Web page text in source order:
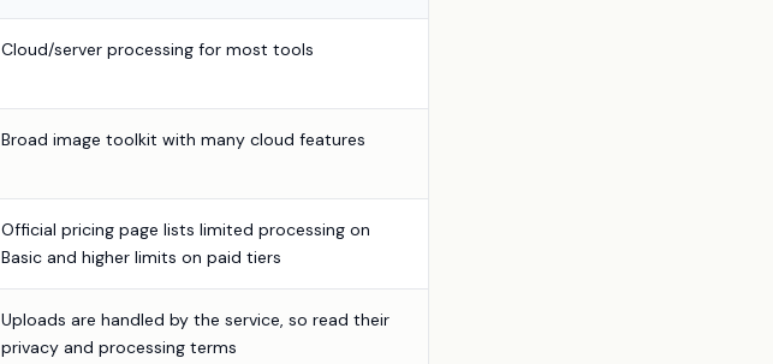
Cloud/server processing for most tools
Broad image toolkit with many cloud features
Official pricing page lists limited processing on
Basic and higher limits on paid tiers
Uploads are handled by the service, so read their
privacy and processing terms